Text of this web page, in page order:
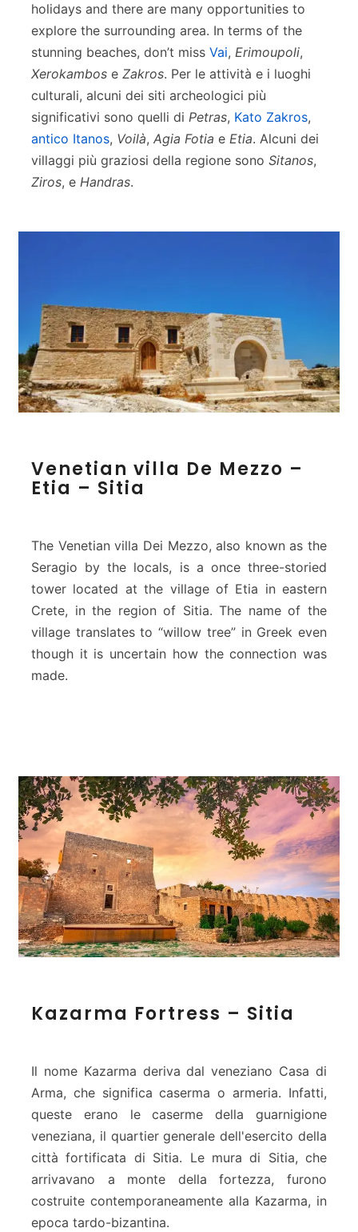
holidays and there are many opportunities to
explore the surrounding area. In terms of the
stunning beaches, don’t miss Vai, Erimoupoli,
Xerokambos e Zakros. Per le attività e i luoghi
culturali, alcuni dei siti archeologici più
significativi sono quelli di Petras, Kato Zakros,
antico Itanos, Voilà, Agia Fotia e Etia. Alcuni dei
villaggi più graziosi della regione sono Sitanos,
Ziros, e Handras.
i
a
n
v
l
a
o
–
E
i
–
S
i
t
Venetian villa De Mezzo –
Etia – Sitia
The Venetian villa Dei Mezzo, also known as the
Seragio by the locals, is a once three-storied
tower located at the village of Etia in eastern
Crete, in the region of Sitia. The name of the
village translates to “willow tree” in Greek even
though it is uncertain how the connection was
made.
a
r
F
o
t
e
Kazarma Fortress – Sitia
Il nome Kazarma deriva dal veneziano Casa di
Arma, che significa caserma o armeria. Infatti,
queste erano le caserme della guarnigione
veneziana, il quartier generale dell'esercito della
città fortificata di Sitia. Le mura di Sitia, che
arrivavano a monte della fortezza, furono
costruite contemporaneamente alla Kazarma, in
epoca tardo-bizantina.